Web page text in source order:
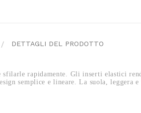
DETTAGLI DEL PRODOTTO
rapidamente. Gli inserti elastici
semplice e lineare. La suola, leggera